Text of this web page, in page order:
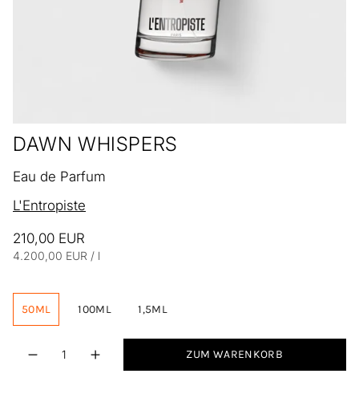
DAWN WHISPERS
Eau de Parfum
L'Entropiste
210,00 EUR
Einheitspreis
4.200,00 EUR /pro
l
50ML 100ML 1,5ML
ZUM WARENKORB